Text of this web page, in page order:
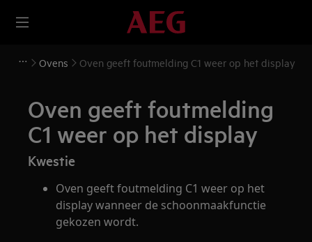
Ovens Oven geeft foutmelding C1 weer op het display
Oven geeft foutmelding
C1 weer op het display
Kwestie
Oven geeft foutmelding C1 weer op het
display wanneer de schoonmaakfunctie
gekozen wordt.